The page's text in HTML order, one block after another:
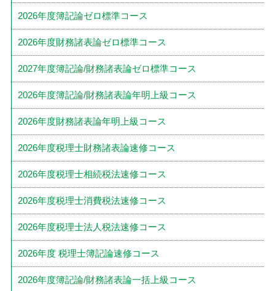
2026年度簿記論ゼロ標準コース
2026年度財務諸表論ゼロ標準コース
2027年度簿記論/財務諸表論ゼロ標準コース
2026年度簿記論/財務諸表論年明上級コース
2026年度財務諸表論年明上級コース
2026年度税理士財務諸表論速修コース
2026年度税理士相続税法速修コース
2026年度税理士消費税法速修コース
2026年度税理士法人税法速修コース
2026年度 税理士簿記論速修コース
2026年度簿記論/財務諸表論一括上級コース